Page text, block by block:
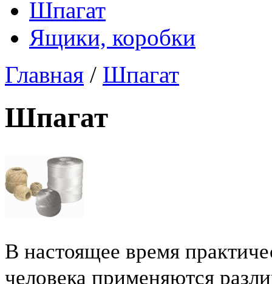
Шпагат
Ящики, коробки
Главная / Шпагат
Шпагат
В настоящее время
человека применяются